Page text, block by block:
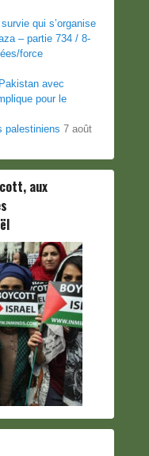
qui s’organise
– partie 734 / 8-
force
avec
pour le
palestiniens 7 août
aux